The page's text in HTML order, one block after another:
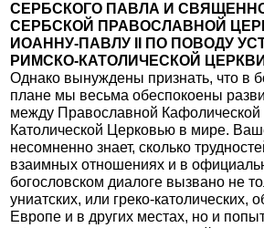
СЕРБСКОГО ПАВЛА И
СЕРБСКОЙ ПРАВОСЛАВНОЙ
ИОАННУ-ПАВЛУ II ПО ПОВОДУ
РИМСКО-КАТОЛИЧЕСКОЙ
Однако вынуждены признать, что в
плане мы весьма обеспокоены
между Православной Кафолической
Католической Церковью в мире.
несомненно знает, сколько
взаимных отношениях и в
богословском диалоге вызвано не
униатских, или греко-католических,
Европе и в других местах, но и